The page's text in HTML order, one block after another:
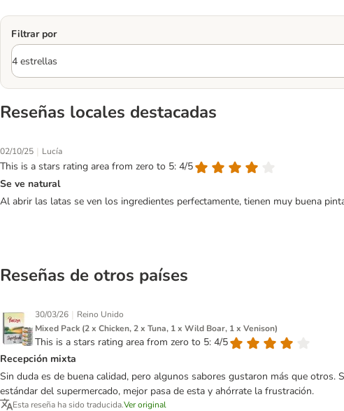
Filtrar por
Reseñas locales destacadas
02/10/25 | Lucía
This is a stars rating area from zero to 5: 4/5
Se ve natural
Al abrir las latas se ven los ingredientes perfectamente, tienen muy buena
Reseñas de otros países
30/03/26 | Reino Unido
Mixed Pack (2 x Chicken, 2 x Tuna, 1 x Wild Boar, 1 x Venison)
This is a stars rating area from zero to 5: 4/5
Recepción mixta
Sin duda es de buena calidad, pero algunos sabores gustaron más que
estándar del supermercado, mejor pasa de esta y ahórrate la frustración.
Esta reseña ha sido traducida.Ver original